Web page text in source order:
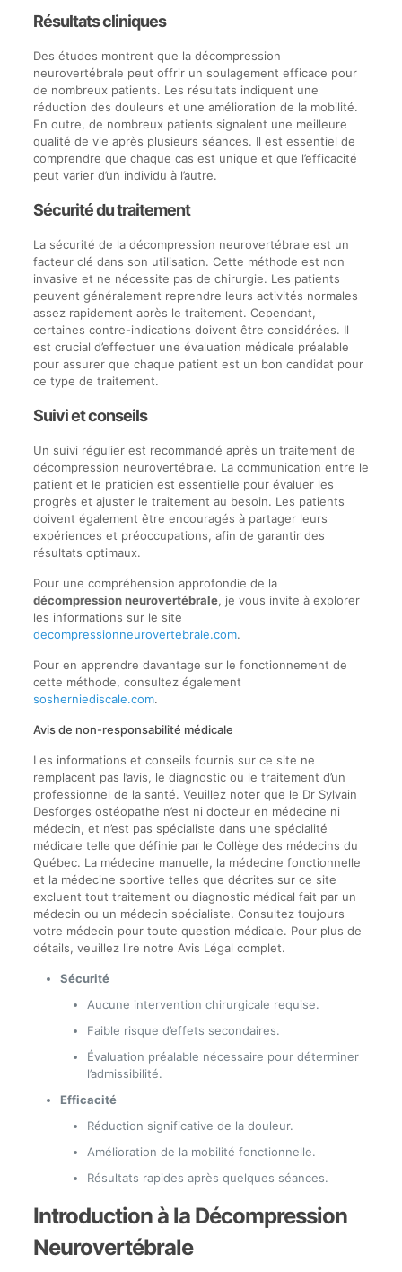
Résultats cliniques
Des études montrent que la décompression
neurovertébrale peut offrir un soulagement efficace pour
de nombreux patients. Les résultats indiquent une
réduction des douleurs et une amélioration de la mobilité.
En outre, de nombreux patients signalent une meilleure
qualité de vie après plusieurs séances. Il est essentiel de
comprendre que chaque cas est unique et que l’efficacité
peut varier d’un individu à l’autre.
Sécurité du traitement
La sécurité de la décompression neurovertébrale est un
facteur clé dans son utilisation. Cette méthode est non
invasive et ne nécessite pas de chirurgie. Les patients
peuvent généralement reprendre leurs activités normales
assez rapidement après le traitement. Cependant,
certaines contre-indications doivent être considérées. Il
est crucial d’effectuer une évaluation médicale préalable
pour assurer que chaque patient est un bon candidat pour
ce type de traitement.
Suivi et conseils
Un suivi régulier est recommandé après un traitement de
décompression neurovertébrale. La communication entre le
patient et le praticien est essentielle pour évaluer les
progrès et ajuster le traitement au besoin. Les patients
doivent également être encouragés à partager leurs
expériences et préoccupations, afin de garantir des
résultats optimaux.
Pour une compréhension approfondie de la
décompression neurovertébrale, je vous invite à explorer
les informations sur le site
decompressionneurovertebrale.com.
Pour en apprendre davantage sur le fonctionnement de
cette méthode, consultez également
sosherniediscale.com.
Avis de non-responsabilité médicale
Les informations et conseils fournis sur ce site ne
remplacent pas l’avis, le diagnostic ou le traitement d’un
professionnel de la santé. Veuillez noter que le Dr Sylvain
Desforges ostéopathe n’est ni docteur en médecine ni
médecin, et n’est pas spécialiste dans une spécialité
médicale telle que définie par le Collège des médecins du
Québec. La médecine manuelle, la médecine fonctionnelle
et la médecine sportive telles que décrites sur ce site
excluent tout traitement ou diagnostic médical fait par un
médecin ou un médecin spécialiste. Consultez toujours
votre médecin pour toute question médicale. Pour plus de
détails, veuillez lire notre Avis Légal complet.
Sécurité
Aucune intervention chirurgicale requise.
Faible risque d’effets secondaires.
Évaluation préalable nécessaire pour déterminer
l’admissibilité.
Efficacité
Réduction significative de la douleur.
Amélioration de la mobilité fonctionnelle.
Résultats rapides après quelques séances.
Introduction à la Décompression
Neurovertébrale